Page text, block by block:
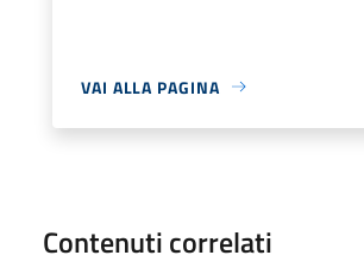
VAI ALLA PAGINA
Contenuti correlati